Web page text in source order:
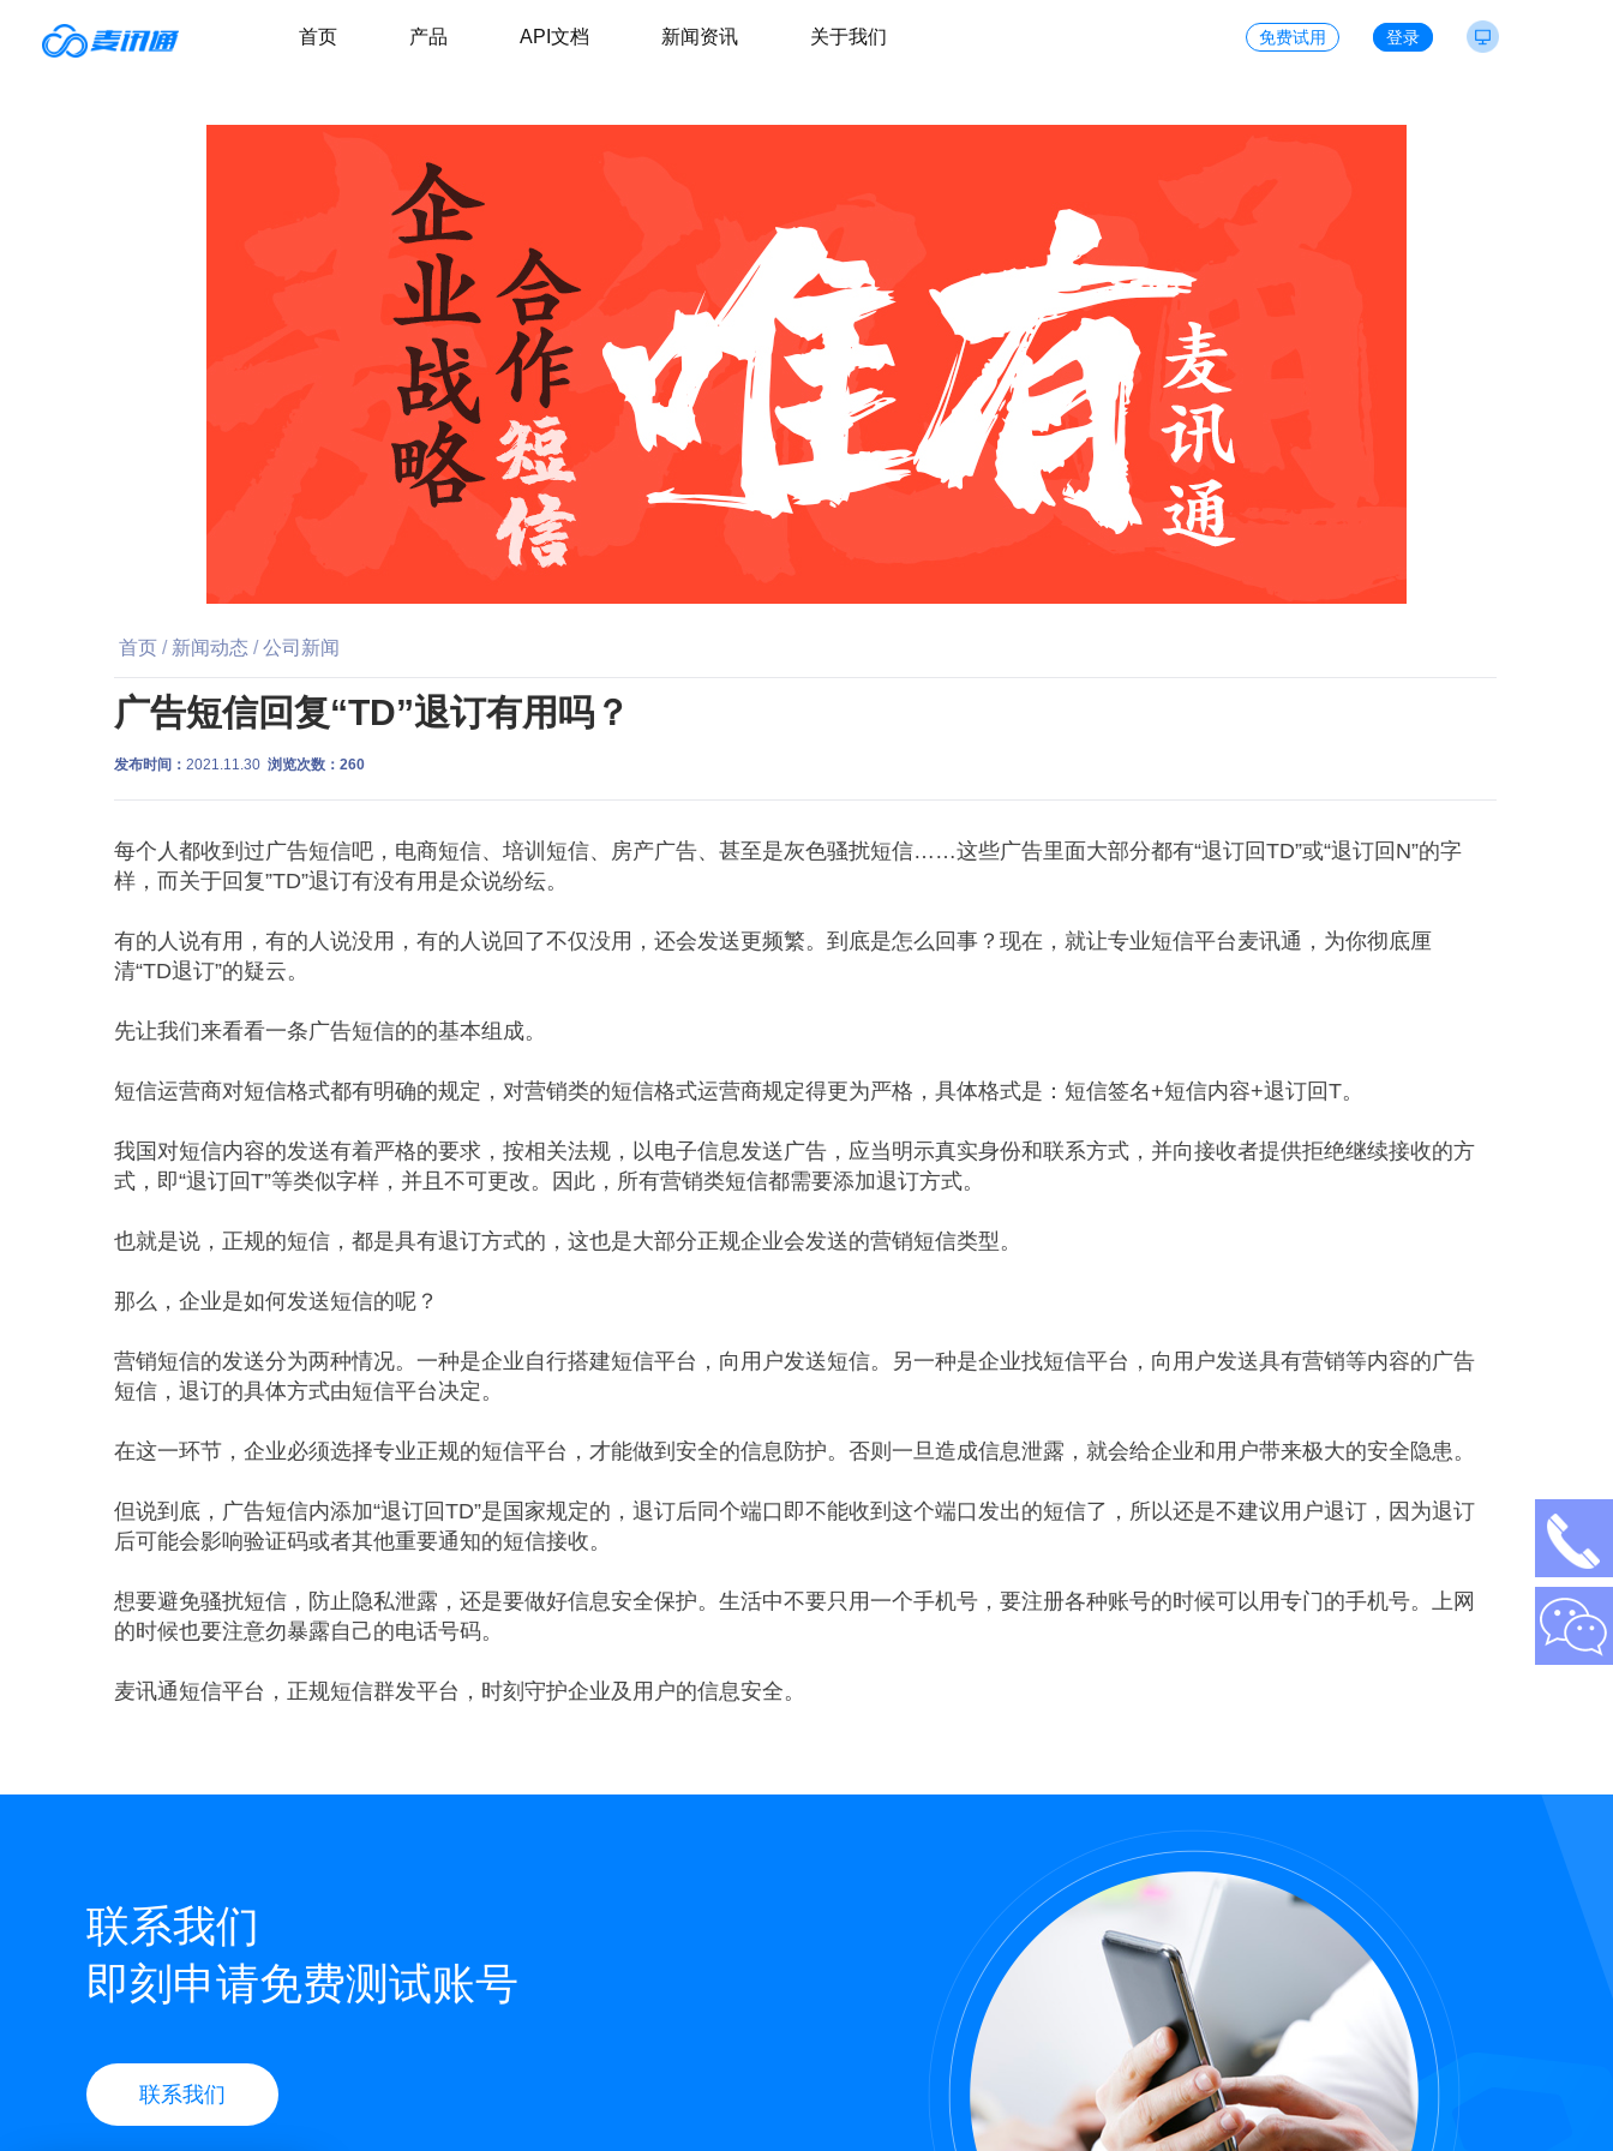
首页 产品 API文档 新闻资讯 关于我们 免费试用 登录
首页 / 新闻动态 /公司新闻
广告短信回复“TD”退订有用吗？
发布时间： 2021.11.30 浏览次数： 260
每个人都收到过广告短信吧，电商短信、培训短信、房产广告、甚至是灰色骚扰短信……这些广告里面大部分都有“退订回TD”或“退订回N”的字
样，而关于回复”TD”退订有没有用是众说纷纭。
有的人说有用，有的人说没用，有的人说回了不仅没用，还会发送更频繁。到底是怎么回事？现在，就让专业短信平台麦讯通，为你彻底厘
清“TD退订”的疑云。
先让我们来看看一条广告短信的的基本组成。
短信运营商对短信格式都有明确的规定，对营销类的短信格式运营商规定得更为严格，具体格式是：短信签名+短信内容+退订回T。
我国对短信内容的发送有着严格的要求，按相关法规，以电子信息发送广告，应当明示真实身份和联系方式，并向接收者提供拒绝继续接收的方
式，即“退订回T”等类似字样，并且不可更改。因此，所有营销类短信都需要添加退订方式。
也就是说，正规的短信，都是具有退订方式的，这也是大部分正规企业会发送的营销短信类型。
那么，企业是如何发送短信的呢？
营销短信的发送分为两种情况。一种是企业自行搭建短信平台，向用户发送短信。另一种是企业找短信平台，向用户发送具有营销等内容的广告
短信，退订的具体方式由短信平台决定。
在这一环节，企业必须选择专业正规的短信平台，才能做到安全的信息防护。否则一旦造成信息泄露，就会给企业和用户带来极大的安全隐患。
但说到底，广告短信内添加“退订回TD”是国家规定的，退订后同个端口即不能收到这个端口发出的短信了，所以还是不建议用户退订，因为退订
后可能会影响验证码或者其他重要通知的短信接收。
想要避免骚扰短信，防止隐私泄露，还是要做好信息安全保护。生活中不要只用一个手机号，要注册各种账号的时候可以用专门的手机号。上网
的时候也要注意勿暴露自己的电话号码。
麦讯通短信平台，正规短信群发平台，时刻守护企业及用户的信息安全。
联系我们
即刻申请免费测试账号
联系我们